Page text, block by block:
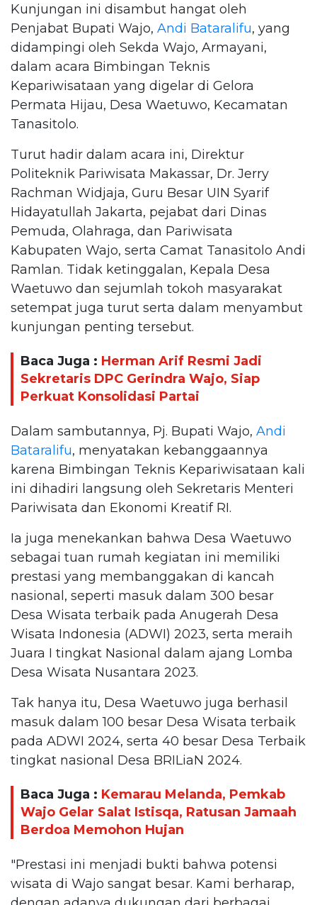
Kunjungan ini disambut hangat oleh
Penjabat Bupati Wajo, Andi Bataralifu, yang
didampingi oleh Sekda Wajo, Armayani,
dalam acara Bimbingan Teknis
Kepariwisataan yang digelar di Gelora
Permata Hijau, Desa Waetuwo, Kecamatan
Tanasitolo.
Turut hadir dalam acara ini, Direktur
Politeknik Pariwisata Makassar, Dr. Jerry
Rachman Widjaja, Guru Besar UIN Syarif
Hidayatullah Jakarta, pejabat dari Dinas
Pemuda, Olahraga, dan Pariwisata
Kabupaten Wajo, serta Camat Tanasitolo Andi
Ramlan. Tidak ketinggalan, Kepala Desa
Waetuwo dan sejumlah tokoh masyarakat
setempat juga turut serta dalam menyambut
kunjungan penting tersebut.
Baca Juga : Herman Arif Resmi Jadi
Sekretaris DPC Gerindra Wajo, Siap
Perkuat Konsolidasi Partai
Dalam sambutannya, Pj. Bupati Wajo, Andi
Bataralifu, menyatakan kebanggaannya
karena Bimbingan Teknis Kepariwisataan kali
ini dihadiri langsung oleh Sekretaris Menteri
Pariwisata dan Ekonomi Kreatif RI.
Ia juga menekankan bahwa Desa Waetuwo
sebagai tuan rumah kegiatan ini memiliki
prestasi yang membanggakan di kancah
nasional, seperti masuk dalam 300 besar
Desa Wisata terbaik pada Anugerah Desa
Wisata Indonesia (ADWI) 2023, serta meraih
Juara I tingkat Nasional dalam ajang Lomba
Desa Wisata Nusantara 2023.
Tak hanya itu, Desa Waetuwo juga berhasil
masuk dalam 100 besar Desa Wisata terbaik
pada ADWI 2024, serta 40 besar Desa Terbaik
tingkat nasional Desa BRILiaN 2024.
Baca Juga : Kemarau Melanda, Pemkab
Wajo Gelar Salat Istisqa, Ratusan Jamaah
Berdoa Memohon Hujan
"Prestasi ini menjadi bukti bahwa potensi
wisata di Wajo sangat besar. Kami berharap,